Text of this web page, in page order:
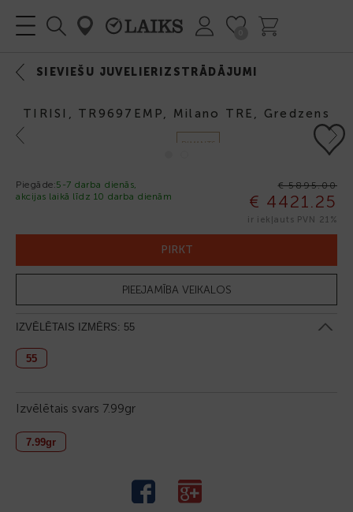
SIEVIEŠU JUVELIERIZSTRĀDĀJUMI
TIRISI, TR9697EMP, Milano TRE, Gredzens
Previous
DIMANTS
Next
Piegāde:5-7 darba dienās,
akcijas laikā līdz 10 darba dienām
€ 5895.00
€ 4421.25
ir iekļauts PVN 21%
PIRKT
PIEEJAMĪBA VEIKALOS
IZVĒLĒTAIS IZMĒRS: 55
55
Izvēlētais svars 7.99gr
7.99gr